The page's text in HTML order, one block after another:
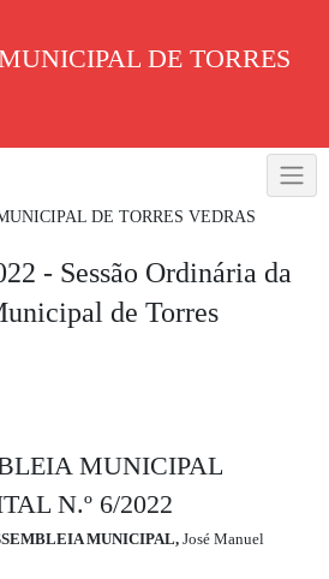
DE TORRES
- Sessão Ordinária da
de Torres
MUNICIPAL
N.º 6/2022
MUNICIPAL, José Manuel